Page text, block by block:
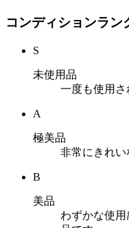
コンディションラン
S
未使用品
一度も使用さ
A
極美品
非常にきれい
B
美品
わずかな使